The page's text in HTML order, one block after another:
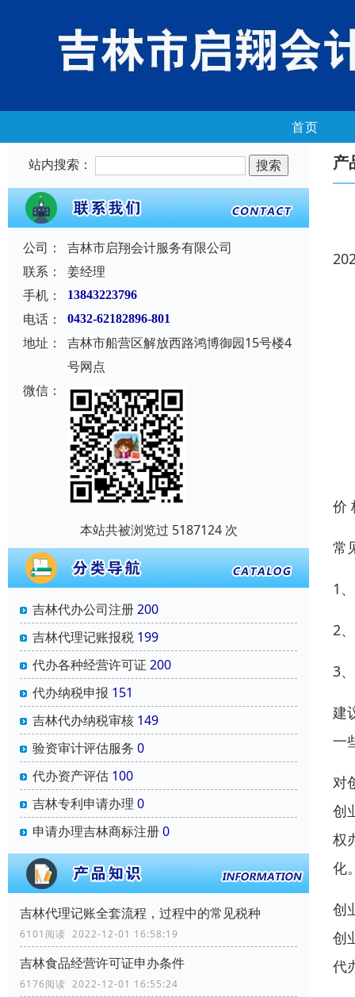
首页
站内搜索：
公司：
吉林市启翔会计服务有限公司
联系：
姜经理
手机：
13843223796
电话： 0432-62182896-801
地址：
吉林市船营区解放西路鸿博御园15号楼4
号网点
微信：
本站共被浏览过 5187124 次
吉林代办公司注册200
吉林代理记账报税 199
代办各种经营许可证 200
代办纳税申报 151
吉林代办纳税审核 149
验资审计评估服务 0
代办资产评估 100
吉林专利申请办理 0
申请办理吉林商标注册0
吉林代理记账全套流程，过程中的常见税种
6101阅读 2022-12-01 16:58:19
吉林食品经营许可证申办条件
6176阅读 2022-12-01 16:55:24
产
价
常
1
2
3
建
一
对
创
权
化
创
创
代